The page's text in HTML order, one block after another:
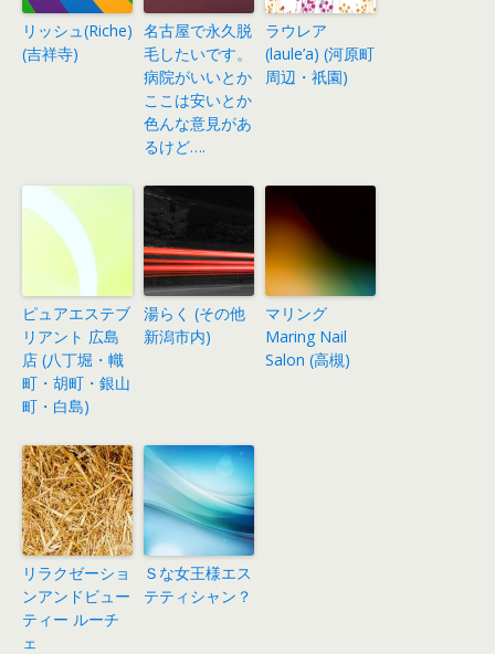
リッシュ(Riche)
(吉祥寺)
名古屋で永久脱
毛したいです。
病院がいいとか
ここは安いとか
色んな意見があ
るけど….
ラウレア
(laule’a) (河原町
周辺・祇園)
ピュアエステブ
リアント 広島
店 (八丁堀・幟
町・胡町・銀山
町・白島)
湯らく (その他
新潟市内)
マリング
Maring Nail
Salon (高槻)
リラクゼーショ
ンアンドビュー
ティー ルーチ
ェ
Ｓな女王様エス
テティシャン？